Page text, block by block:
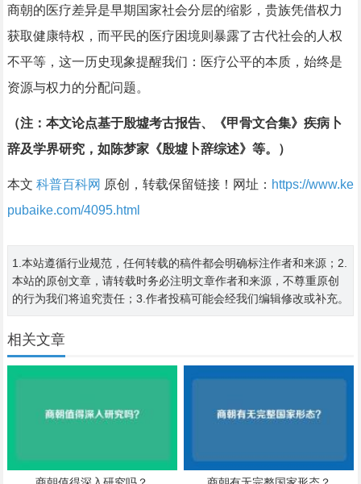
商朝的医疗差异是早期国家社会分层的缩影，贵族凭借权力
获取健康特权，而平民的医疗困境则暴露了古代社会的人权
不平等，这一历史现象提醒我们：医疗公平的本质，始终是
资源与权力的分配问题。
（注：本文论点基于殷墟考古报告、《甲骨文合集》疾病卜
辞及学界研究，如陈梦家《殷墟卜辞综述》等。）
本文 科普百科网 原创，转载保留链接！网址： https://www.ke
pubaike.com/4095.html
1.本站遵循行业规范，任何转载的稿件都会明确标注作者和来源；2.
本站的原创文章，请转载时务必注明文章作者和来源，不尊重原创
的行为我们将追究责任；3.作者投稿可能会经我们编辑修改或补充。
相关文章